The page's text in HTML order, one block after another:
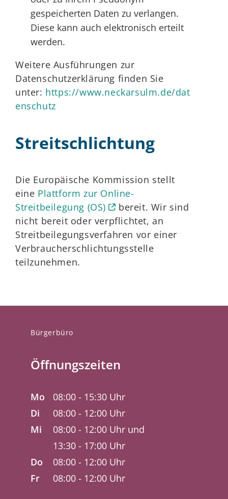
gespeicherten Daten zu verlangen.
Diese kann auch elektronisch erteilt
werden.
Weitere Ausführungen zur
Datenschutzerklärung finden Sie
unter: https://www.neckarsulm.de/dat
enschutz
Streitschlichtung
Die Europäische Kommission stellt
eine Plattform zur Online-
Streitbeilegung (OS)
bereit. Wir sind
nicht bereit oder verpflichtet, an
Streitbeilegungsverfahren vor einer
Verbraucherschlichtungsstelle
teilzunehmen.
Bürgerbüro
Öffnungszeiten
Mo
08:00 - 15:30 Uhr
Di
08:00 - 12:00 Uhr
Mi
08:00 - 12:00 Uhr und
13:30 - 17:00 Uhr
Do
08:00 - 12:00 Uhr
Fr
08:00 - 12:00 Uhr